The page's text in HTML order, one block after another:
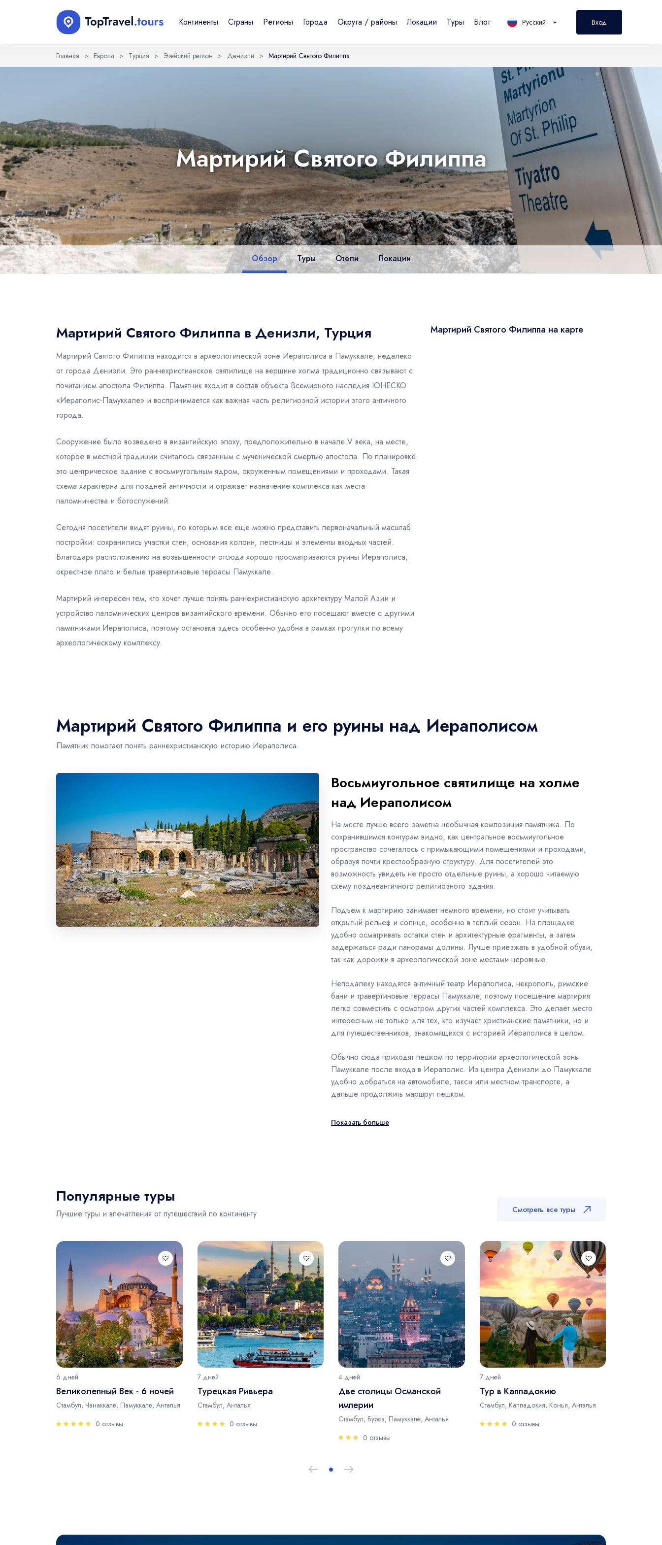
Континенты Страны Регионы Города Округа / районы Локации Туры Блог Русский Вход
Главная > Европа > Турция > Эгейский регион > Денизли > Мартирий Святого Филиппа
Мартирий Святого Филиппа
Обзор Туры Отели Локации
Мартирий Святого Филиппа в Денизли, Турция
Мартирий Святого Филиппа находится в археологической зоне Иераполиса в Памуккале, недалеко
от города Денизли. Это раннехристианское святилище на вершине холма традиционно связывают с
почитанием апостола Филиппа. Памятник входит в состав объекта Всемирного наследия ЮНЕСКО
«Иераполис-Памуккале» и воспринимается как важная часть религиозной истории этого античного
города.
Сооружение было возведено в византийскую эпоху, предположительно в начале V века, на месте,
которое в местной традиции считалось связанным с мученической смертью апостола. По планировке
это центрическое здание с восьмиугольным ядром, окруженным помещениями и проходами. Такая
схема характерна для поздней античности и отражает назначение комплекса как места
паломничества и богослужений.
Сегодня посетители видят руины, по которым все еще можно представить первоначальный масштаб
постройки: сохранились участки стен, основания колонн, лестницы и элементы входных частей.
Благодаря расположению на возвышенности отсюда хорошо просматриваются руины Иераполиса,
окрестное плато и белые травертиновые террасы Памуккале.
Мартирий интересен тем, кто хочет лучше понять раннехристианскую архитектуру Малой Азии и
устройство паломнических центров византийского времени. Обычно его посещают вместе с другими
памятниками Иераполиса, поэтому остановка здесь особенно удобна в рамках прогулки по всему
археологическому комплексу.
Мартирий Святого Филиппа на карте
Мартирий Святого Филиппа и его руины над Иераполисом
Памятник помогает понять раннехристианскую историю Иераполиса.
Восьмиугольное святилище на холме
над Иераполисом
На месте лучше всего заметна необычная композиция памятника. По
сохранившимся контурам видно, как центральное восьмиугольное
пространство сочеталось с примыкающими помещениями и проходами,
образуя почти крестообразную структуру. Для посетителей это
возможность увидеть не просто отдельные руины, а хорошо читаемую
схему позднеантичного религиозного здания.
Подъем к мартирию занимает немного времени, но стоит учитывать
открытый рельеф и солнце, особенно в теплый сезон. На площадке
удобно осматривать остатки стен и архитектурные фрагменты, а затем
задержаться ради панорамы долины. Лучше приезжать в удобной обуви,
так как дорожки в археологической зоне местами неровные.
Неподалеку находятся античный театр Иераполиса, некрополь, римские
бани и травертиновые террасы Памуккале, поэтому посещение мартирия
легко совместить с осмотром других частей комплекса. Это делает место
интересным не только для тех, кто изучает христианские памятники, но и
для путешественников, знакомящихся с историей Иераполиса в целом.
Обычно сюда приходят пешком по территории археологической зоны
Памуккале после входа в Иераполис. Из центра Денизли до Памуккале
удобно добраться на автомобиле, такси или местном транспорте, а
дальше продолжить маршрут пешком.
Показать больше
Популярные туры
Лучшие туры и впечатления от путешествий по континенту Смотреть все туры
6 дней
Великолепный Век - 6 ночей
Стамбул, Чанаккале, Памуккале, Анталья
0 отзывы
7 дней
Турецкая Ривьера
Стамбул, Анталья
0 отзывы
4 дней
Две столицы Османской
империи
Стамбул, Бурса, Памуккале, Анталья
0 отзывы
7 дней
Тур в Каппадокию
Стамбул, Каппадокия, Конья, Анталья
0 отзывы
English Русский
PL
Polski
Электронная почта
Continue with email